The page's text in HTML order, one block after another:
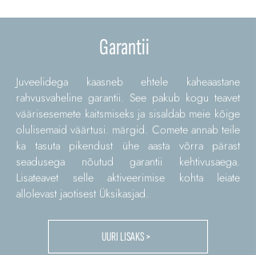
Garantii
Juveelidega kaasneb ehtele kaheaastane
rahvusvaheline garantii. See pakub kogu teavet
väärisesemete kaitsmiseks ja sisaldab meie kõige
olulisemaid väärtusi. märgid. Comete annab teile
ka tasuta pikendust ühe aasta võrra pärast
seadusega nõutud garantii kehtivusaega.
Lisateavet selle aktiveerimise kohta leiate
allolevast jaotisest Üksikasjad.
UURI LISAKS >